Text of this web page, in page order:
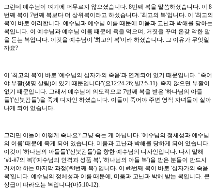
그런데 예수님이 여기에 머무르지 않으셨습니다. 8번째 복을 말씀하셨습니다. 이 8
번째 복이 7번째 복보다 더 상위복이라고 하셨습니다. '최고의 복'입니다. 이 '최고의
복'이 바로 이러합니다. 예수님과 예수님 이름 때문에 미움과 고난과 박해를 당하는
복입니다. 이 예수님과 예수님 이름 때문에 욕을 먹으며, 거짓을 꾸며 온갖 악한 말
을 듣는 복입니다. 이것을 예수님이 '최고의 복'이라 하셨습니다. 그 이유가 무엇일
까요?
이 '최고의 복'이 바로 '예수님의 십자가의 죽음'과 연계되어 있기 때문입니다. "죽어
야 부활(생명 살림)이 있기 때문입니다"(요12:24-26; 빌2:5-11). 죽지 않으면 부활이
없기 때문입니다. 그래서 예수님이 의도적으로 7번째 복을 받은 '하나님의 아들
들'('신붓감들')을 죽게 디자인 하셨습니다. 이들이 죽어야 주변 영적 자녀들이 살아
나게 되어 있습니다.
그러면 이들이 어떻게 죽나요? 그냥 죽는 게 아닙니다. '예수님의 정체성과 예수님
의 이름' 때문에 죽게 되어 있습니다. 미움과 고난과 박해를 당하게 되어 있습니다.
이것이 '하나님의 아들들'('신붓감들')을 향한 예수님의 디자인입니다. 다시 말해
‘#1-#7의 복'('예수님의 인격과 성품 복', '하나님의 아들 복')을 받은 분들이 반드시
거쳐야 하는 마지막 과정('#8번째 복') 입니다. 이 #8번째 복이 바로 '십자가의 죽음
복'입니다. 예수님의 정체성과 이름 때문에, 미움과 고난과 박해 받는 복입니다. 큰
상급이 따라오는 복입니다(마5:10-12).